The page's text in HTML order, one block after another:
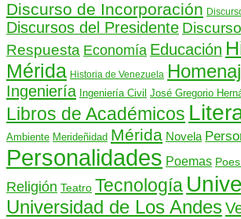
Discurso de Incorporación
Discursos del Presidente
Respuesta Economía Educación
Mérida Historia de Venezuela
Ingeniería Ingeniería Civil José Gregorio
Libros de Académicos
Ambiente Merideñidad Mérida Novela
Personalidades Poemas
Religión Teatro Tecnología
Universidad de Los Andes